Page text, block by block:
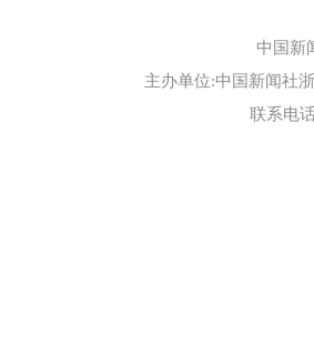
中国新
主办单位:中国新闻社
联系电